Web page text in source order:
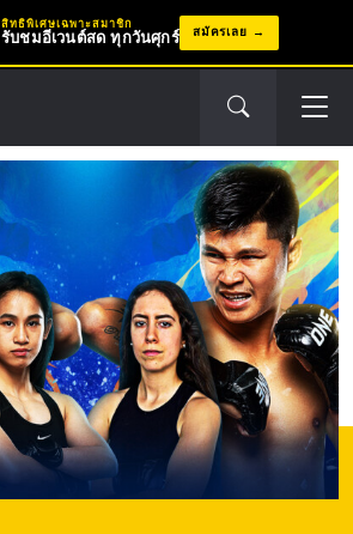
สิทธิพิเศษเฉพาะสมาชิก
รับชมอีเวนต์สด ทุกวันศุกร์ สมัครเลย